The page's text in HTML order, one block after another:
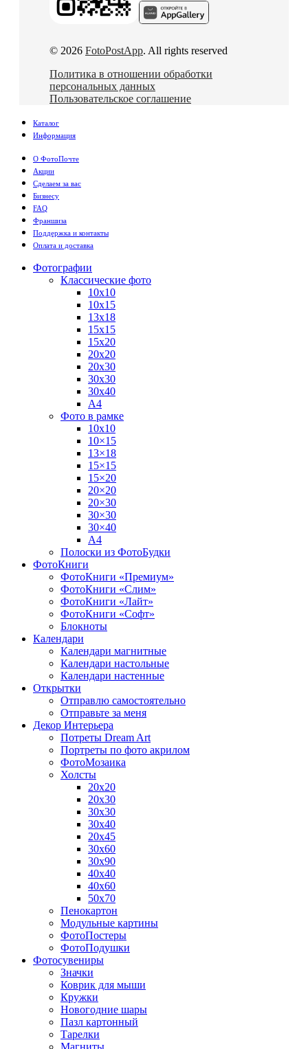
© 2026 FotoPostApp. All rights reserved
Политика в отношении обработки
персональных данных
Пользовательское соглашение
Каталог
Информация
О ФотоПочте
Акции
Сделаем за вас
Бизнесу
FAQ
Франшиза
Поддержка и контакты
Оплата и доставка
Фотографии
Классические фото
10х10
10х15
13х18
15х15
15х20
20х20
20х30
30х30
30х40
А4
Фото в рамке
10х10
10×15
13×18
15×15
15×20
20×20
20×30
30×30
30×40
A4
Полоски из ФотоБудки
ФотоКниги
ФотоКниги «Премиум»
ФотоКниги «Слим»
ФотоКниги «Лайт»
ФотоКниги «Софт»
Блокноты
Календари
Календари магнитные
Календари настольные
Календари настенные
Открытки
Отправлю самостоятельно
Отправьте за меня
Декор Интерьера
Потреты Dream Art
Портреты по фото акрилом
ФотоМозаика
Холсты
20х20
20х30
30х30
30х40
20х45
30х60
30х90
40х40
40х60
50х70
Пенокартон
Модульные картины
ФотоПостеры
ФотоПодушки
Фотоcувениры
Значки
Коврик для мыши
Кружки
Новогодние шары
Пазл картонный
Тарелки